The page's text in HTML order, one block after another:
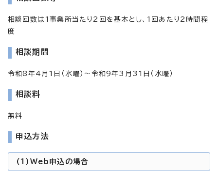
相談回数は1事業所当たり2回を基本とし、1回あたり2時間程
度
相談期間
令和8年4月1日（水曜）～令和9年3月31日（水曜）
相談料
無料
申込方法
(1)Web申込の場合